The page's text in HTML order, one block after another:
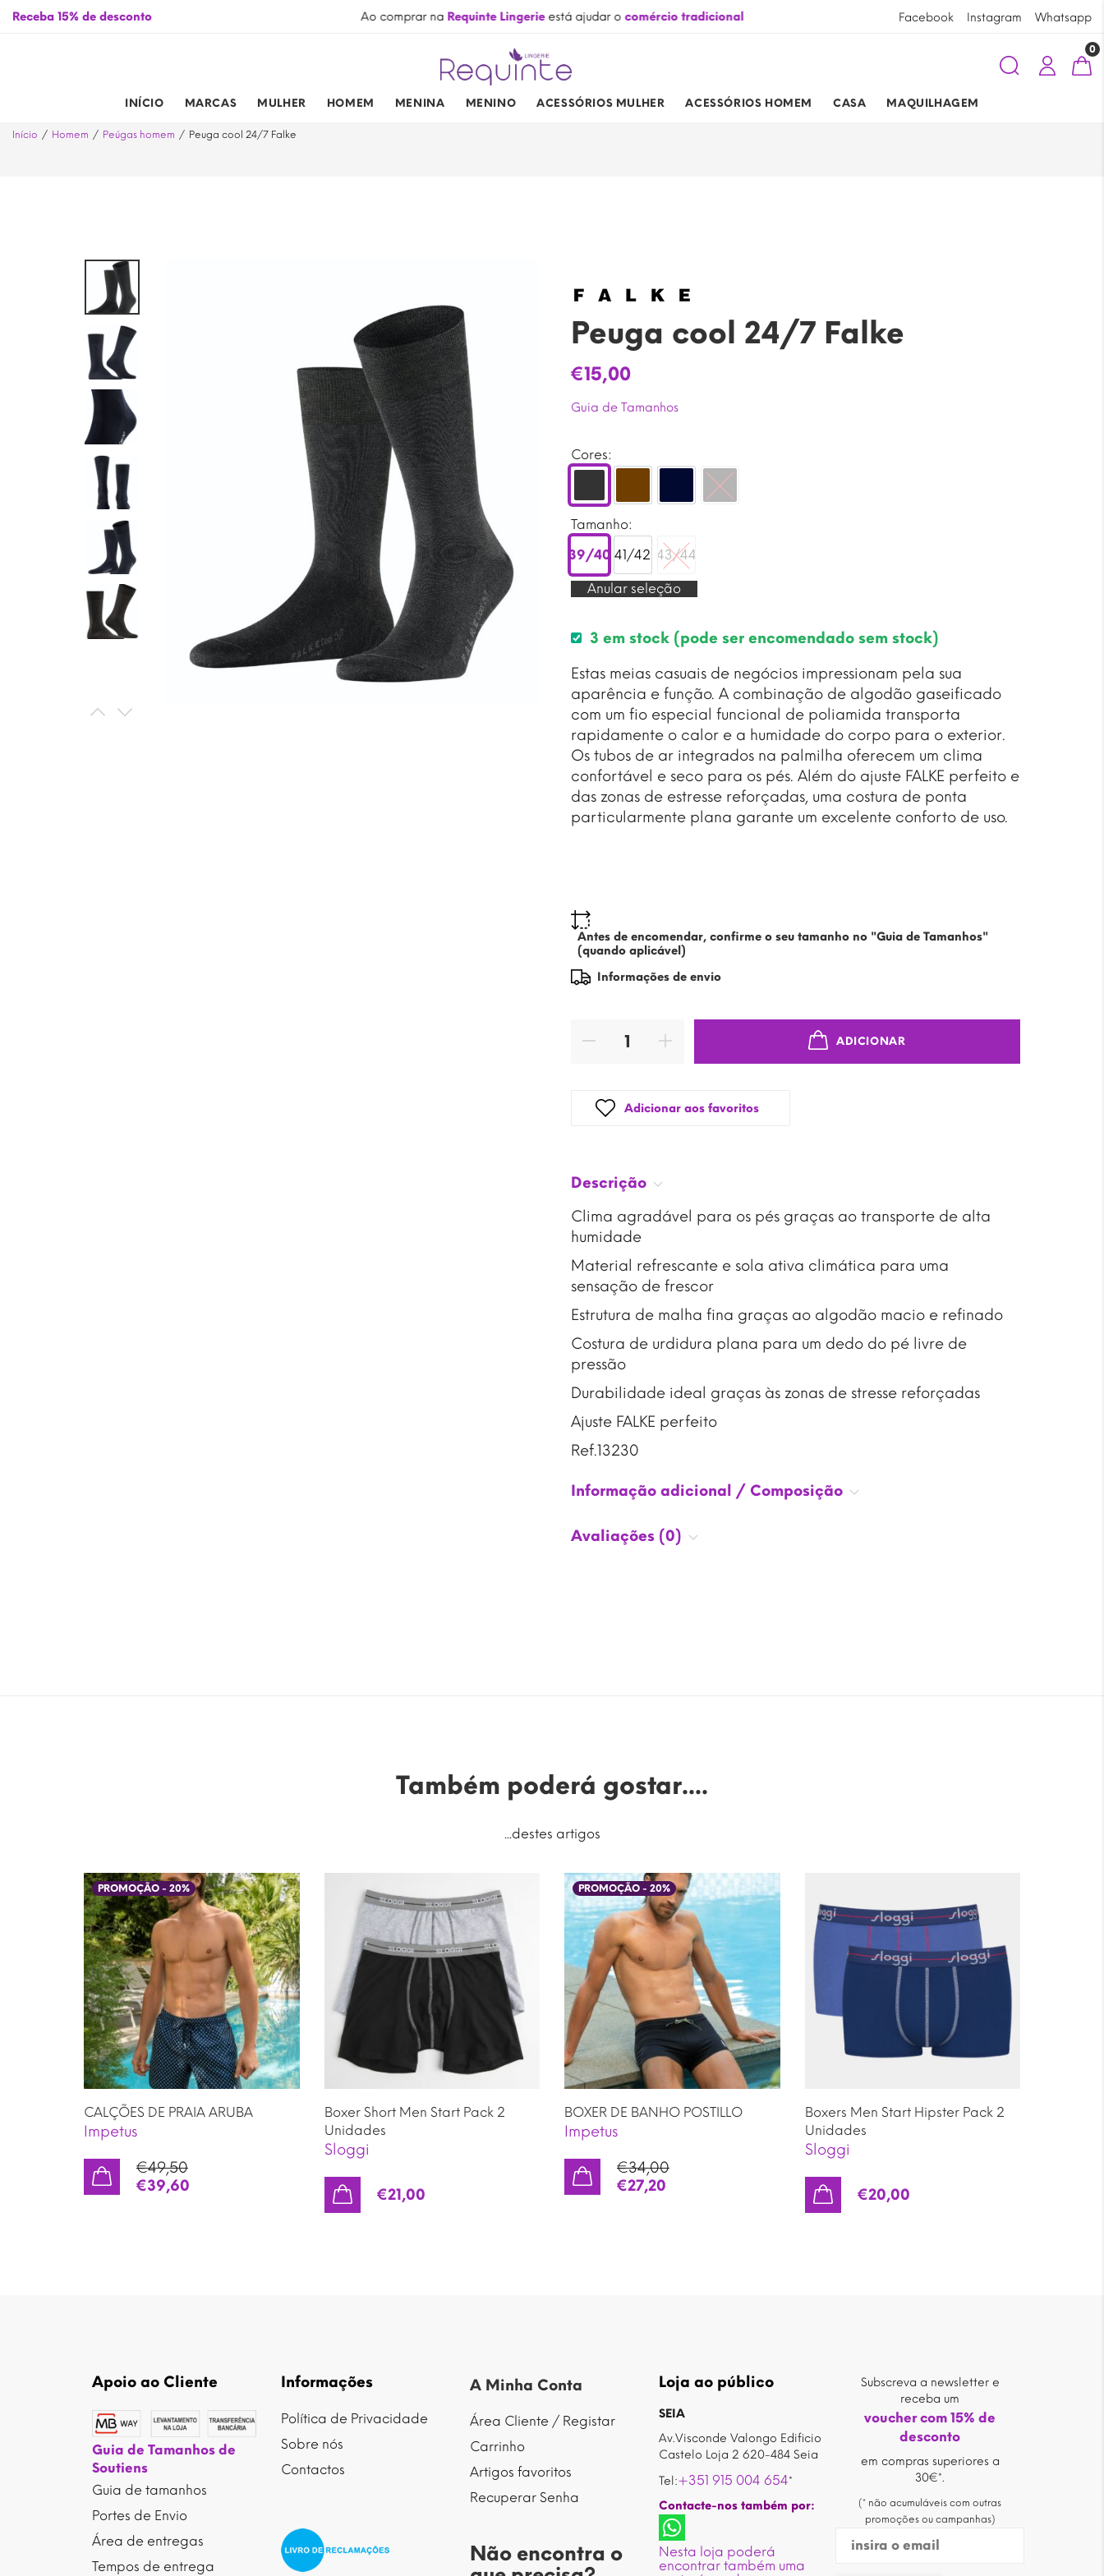
Receba 15% de desconto
de 01/01/2026 a 31/12/2026 Ao comprar na Requinte Lingerieestá ajudar o comércio tradicional Promoções nos artigos assinalados
Facebook Instagram Whatsapp
0
INÍCIO MARCAS MULHER HOMEM MENINA MENINO ACESSÓRIOS MULHER ACESSÓRIOS HOMEM CASA MAQUILHAGEM
Início Homem Peúgas homem Peuga cool 24/7 Falke
Peuga cool 24/7 Falke
€15,00
Guia de Tamanhos
Cores:
Anthra.mel Dark navy
Preto
Tamanho:
39/40
39/40
41/42
41/42
43/44
43/44
Anular seleção
3 em stock (pode ser encomendado sem stock)
Estas meias casuais de negócios impressionam pela sua
aparência e função. A combinação de algodão gaseificado
com um fio especial funcional de poliamida transporta
rapidamente o calor e a humidade do corpo para o exterior.
Os tubos de ar integrados na palmilha oferecem um clima
confortável e seco para os pés. Além do ajuste FALKE perfeito e
das zonas de estresse reforçadas, uma costura de ponta
particularmente plana garante um excelente conforto de uso.
Antes de encomendar, confirme o seu tamanho no "Guia de Tamanhos"
(quando aplicável)
Informações de envio
ADICIONAR
Adicionar aos favoritos
Descrição
Clima agradável para os pés graças ao transporte de alta
humidade
Material refrescante e sola ativa climática para uma
sensação de frescor
Estrutura de malha fina graças ao algodão macio e refinado
Costura de urdidura plana para um dedo do pé livre de
pressão
Durabilidade ideal graças às zonas de stresse reforçadas
Ajuste FALKE perfeito
Ref.13230
Informação adicional / Composição
Avaliações (0)
Também poderá gostar....
...destes artigos
PROMOÇÃO - 20%
CALÇÕES DE PRAIA ARUBA
Impetus
€49,50
€39,60
Boxer Short Men Start Pack 2
Unidades
Sloggi
€21,00
PROMOÇÃO - 20%
BOXER DE BANHO POSTILLO
Impetus
€34,00
€27,20
Boxers Men Start Hipster Pack 2
Unidades
Sloggi
€20,00
Apoio ao Cliente
Guia de Tamanhos de
Soutiens
Guia de tamanhos
Portes de Envio
Área de entregas
Tempos de entrega
Informações
Política de Privacidade
Sobre nós
Contactos
A Minha Conta
Área Cliente / Registar
Carrinho
Artigos favoritos
Recuperar Senha
Não encontra o
Loja ao público
SEIA
Av.Visconde Valongo Edificio
Castelo Loja 2 620-484 Seia
Tel:+351 915 004 654*
Contacte-nos também por:
Nesta loja poderá
encontrar também uma
Subscreva a newsletter e
receba um
voucher com 15% de
desconto
em compras superiores a
30€*.
(* não acumuláveis com outras
promoções ou campanhas)